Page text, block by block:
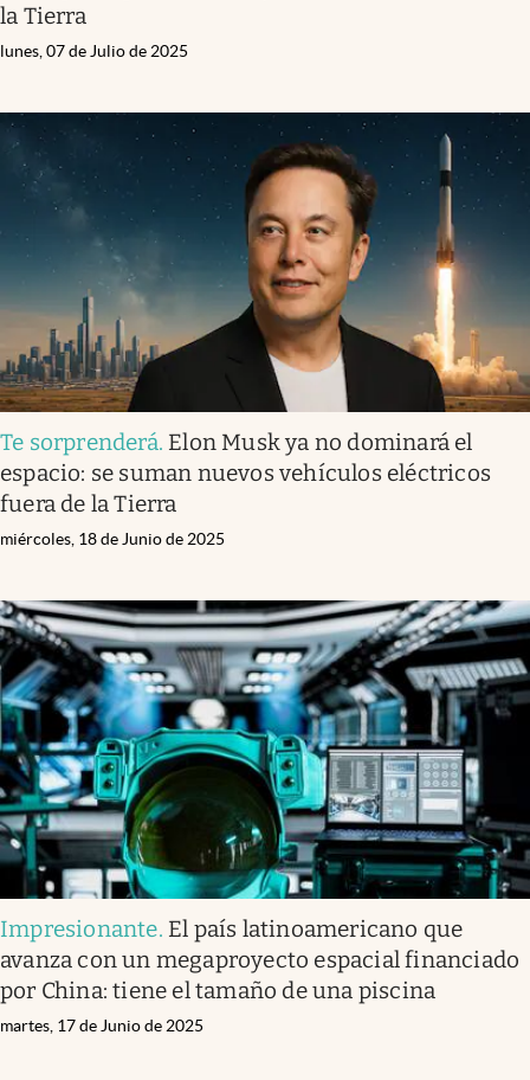
la Tierra
lunes, 07 de Julio de 2025
Te sorprenderá. Elon Musk ya no dominará el
espacio: se suman nuevos vehículos eléctricos
fuera de la Tierra
miércoles, 18 de Junio de 2025
Impresionante. El país latinoamericano que
avanza con un megaproyecto espacial financiado
por China: tiene el tamaño de una piscina
martes, 17 de Junio de 2025